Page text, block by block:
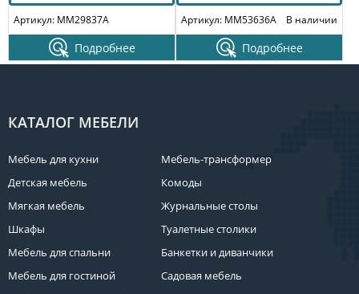
Артикул: MM29837A
Подробнее
Артикул: MM53636A
В наличии
Подробнее
КАТАЛОГ МЕБЕЛИ
Мебель для кухни
Детская мебель
Мягкая мебель
Шкафы
Мебель для спальни
Мебель для гостиной
Мебель-трансформер
Комоды
Журнальные столы
Туалетные столики
Банкетки и диванчики
Садовая мебель